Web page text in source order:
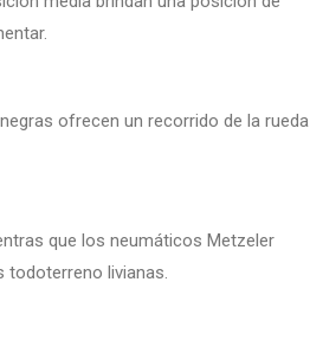
ofrecen un recorrido de la rueda
que los neumáticos Metzeler
todoterreno livianas.